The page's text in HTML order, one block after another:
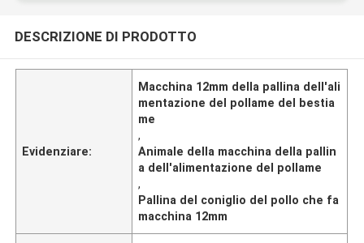
DESCRIZIONE DI PRODOTTO
Evidenziare:
Macchina 12mm della pallina dell'ali
mentazione del pollame del bestia
me
,
Animale della macchina della pallin
a dell'alimentazione del pollame
,
Pallina del coniglio del pollo che fa
macchina 12mm